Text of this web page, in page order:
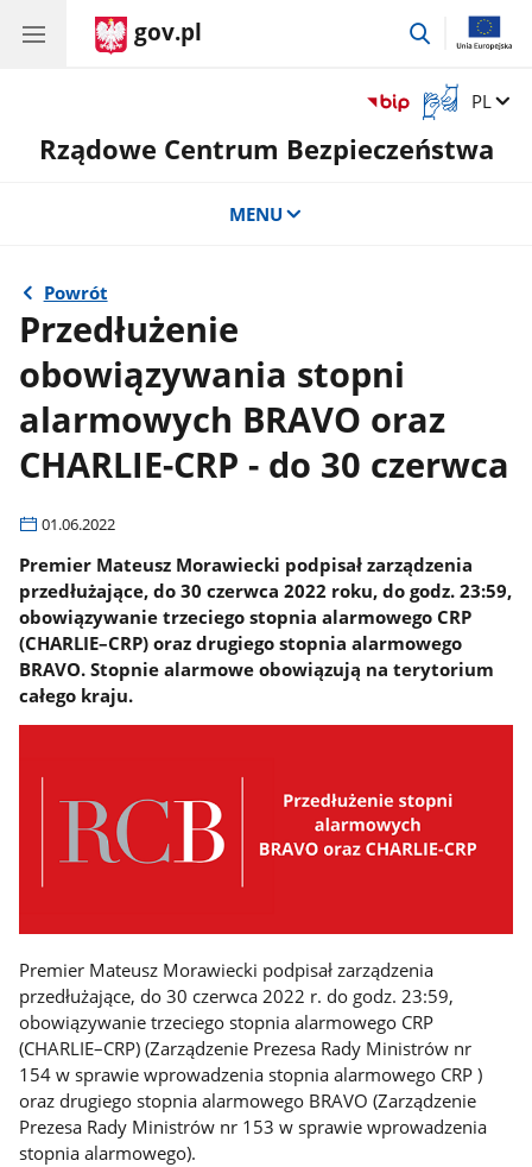
gov.pl
przejdź
Otwórz
okno
z
Zmień
PL
Rządowe Centrum Bezpieczeństwa
MENU
Powrót
Przedłużenie
obowiązywania stopni
alarmowych BRAVO oraz
CHARLIE-CRP - do 30 czerwca
01.06.2022
Premier Mateusz Morawiecki podpisał zarządzenia
przedłużające, do 30 czerwca 2022 roku, do godz. 23:59,
obowiązywanie trzeciego stopnia alarmowego CRP
(CHARLIE–CRP) oraz drugiego stopnia alarmowego
BRAVO. Stopnie alarmowe obowiązują na terytorium
całego kraju.
Premier Mateusz Morawiecki podpisał zarządzenia
przedłużające, do 30 czerwca 2022 r. do godz. 23:59,
obowiązywanie trzeciego stopnia alarmowego CRP
(CHARLIE–CRP) (Zarządzenie Prezesa Rady Ministrów nr
154 w sprawie wprowadzenia stopnia alarmowego CRP )
oraz drugiego stopnia alarmowego BRAVO (Zarządzenie
Prezesa Rady Ministrów nr 153 w sprawie wprowadzenia
stopnia alarmowego).